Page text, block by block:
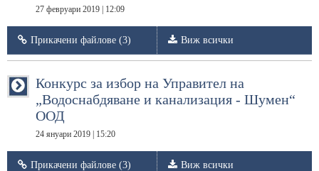
27 февруари 2019 | 12:09
Прикачени файлове (3) Виж всички
Конкурс за избор на Управител на
„Водоснабдяване и канализация - Шумен“
ООД
24 януари 2019 | 15:20
Прикачени файлове (3) Виж всички